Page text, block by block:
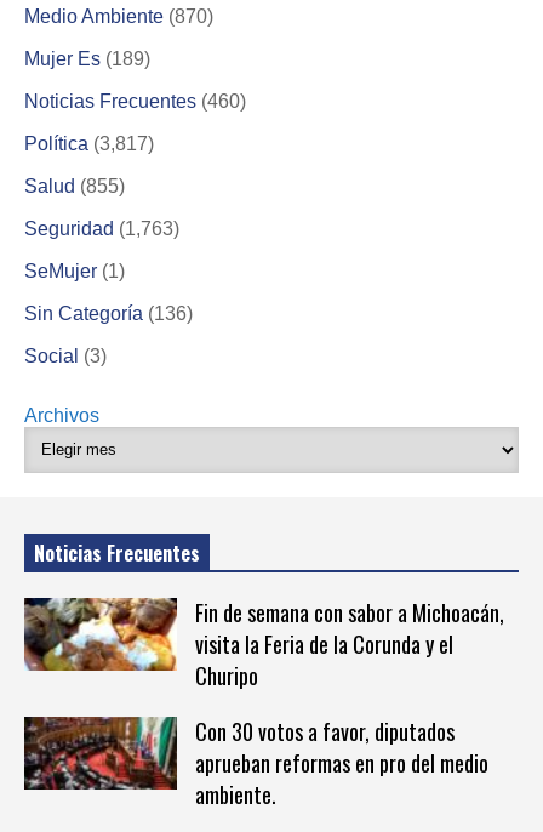
Medio Ambiente (870)
Mujer Es (189)
Noticias Frecuentes (460)
Política (3,817)
Salud (855)
Seguridad (1,763)
SeMujer (1)
Sin Categoría (136)
Social (3)
Archivos
Noticias Frecuentes
Fin de semana con sabor a Michoacán,
visita la Feria de la Corunda y el
Churipo
Con 30 votos a favor, diputados
aprueban reformas en pro del medio
ambiente.